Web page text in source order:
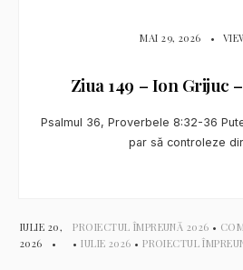
MAI 29, 2026 •
Ziua 149 – Ion Grijuc
Psalmul 36, Proverbele 8:32-36
par să controleze
IULIE 20,
2026
•
PROIECTUL ÎMPREUNĂ 2026 •
•IULIE 2026 •PROIECTUL